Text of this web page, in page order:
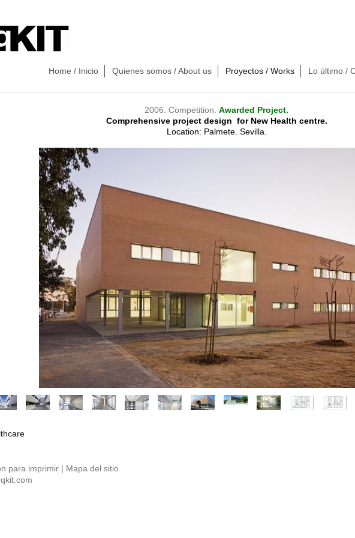
Home / Inicio Quienes somos / About us Proyectos / Works Lo último /
2006. Competition. Awarded Project.
Comprehensive project design for New Health centre.
Location: Palmete. Sevilla.
para imprimir | Mapa del sitio